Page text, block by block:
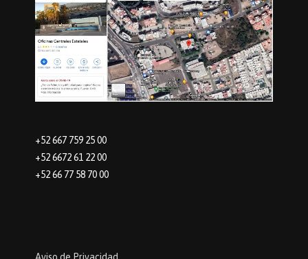
+52 667 759 25 00
+52 6672 61 22 00
+52 66 77 58 70 00